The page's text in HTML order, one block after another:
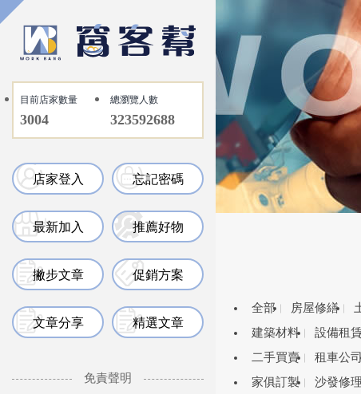
目前店家數量
3004
總瀏覽人數
323592688
店家登入 忘記密碼
最新加入 推薦好物
撇步文章 促銷方案
文章分享 精選文章
免責聲明
全部 房屋修繕
建築材料
設備租
二手買賣
租車公
家俱訂製
沙發修